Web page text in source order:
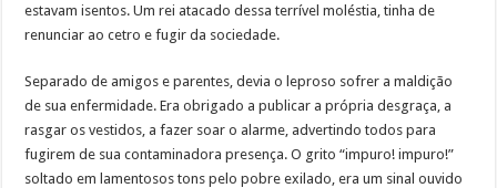
estavam isentos. Um rei atacado dessa terrível moléstia, tinha de
renunciar ao cetro e fugir da sociedade.
Separado de amigos e parentes, devia o leproso sofrer a maldição
de sua enfermidade. Era obrigado a publicar a própria desgraça, a
rasgar os vestidos, a fazer soar o alarme, advertindo todos para
fugirem de sua contaminadora presença. O grito “impuro! impuro!”
soltado em lamentosos tons pelo pobre exilado, era um sinal ouvido